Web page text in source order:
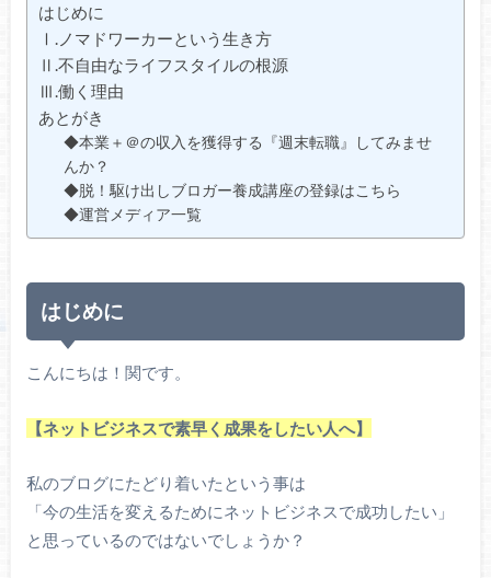
はじめに
Ⅰ.ノマドワーカーという生き方
Ⅱ.不自由なライフスタイルの根源
Ⅲ.働く理由
あとがき
◆本業＋＠の収入を獲得する『週末転職』してみませ
んか？
◆脱！駆け出しブロガー養成講座の登録はこちら
◆運営メディア一覧
はじめに
こんにちは！関です。
【ネットビジネスで素早く成果をしたい人へ】
私のブログにたどり着いたという事は
「今の生活を変えるためにネットビジネスで成功したい」
と思っているのではないでしょうか？